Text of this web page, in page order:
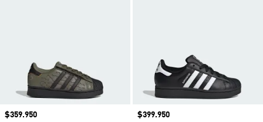
Precio
$359.950
Precio
$399.950